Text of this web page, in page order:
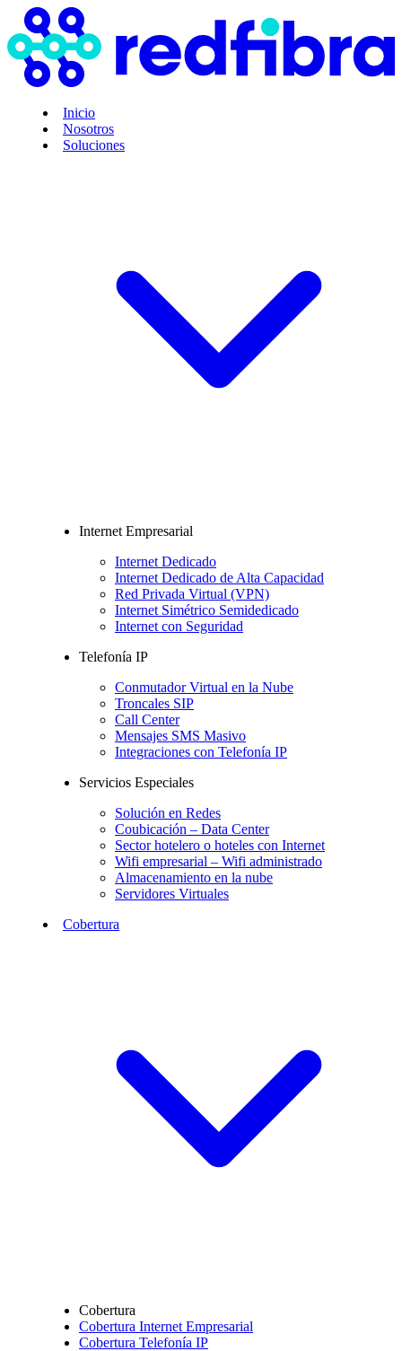
Inicio
Nosotros
Soluciones
Internet Empresarial
Internet Dedicado
Internet Dedicado de Alta Capacidad
Red Privada Virtual (VPN)
Internet Simétrico Semidedicado
Internet con Seguridad
Telefonía IP
Conmutador Virtual en la Nube
Troncales SIP
Call Center
Mensajes SMS Masivo
Integraciones con Telefonía IP
Servicios Especiales
Solución en Redes
Coubicación – Data Center
Sector hotelero o hoteles con Internet
Wifi empresarial – Wifi administrado
Almacenamiento en la nube
Servidores Virtuales
Cobertura
Cobertura
Cobertura Internet Empresarial
Cobertura Telefonía IP